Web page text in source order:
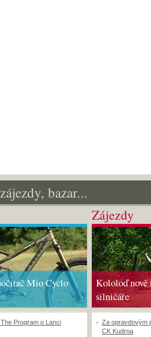
bazar...
Mio Cyclo
Program o Lanci
Zájezdy
Kololoď nově
silničáře
Za opravdovým
CK Kudrna